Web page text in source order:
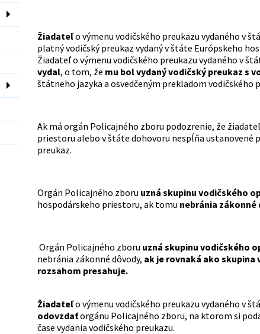
Žiadateľo výmenu vodičského preukazu vydaného v
platný vodičský preukaz vydaný v štáte Európskeho
Žiadateľ o výmenu vodičského preukazu vydaného v
vydal, o tom, že mu bol vydaný vodičský preukaz s
štátneho jazyka a osvedčeným prekladom vodičského
Ak má orgán Policajného zboru podozrenie, že
priestoru alebo v štáte dohovoru nespĺňa
preukaz.
Orgán Policajného zboru uzná skupinu vodičského
hospodárskeho priestoru, ak tomu nebránia zákonné
Orgán Policajného zboru uzná skupinu vodičského
nebránia zákonné dôvody, ak je rovnaká ako
rozsahom presahuje.
Žiadateľo výmenu vodičského preukazu vydaného v
odovzdaťorgánu Policajného zboru, na ktorom si
čase vydania vodičského preukazu.